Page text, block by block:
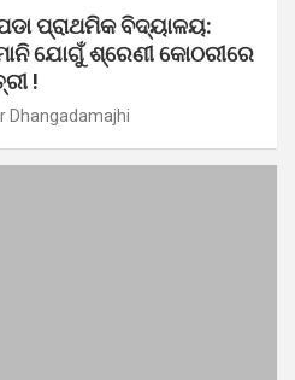
ପ୍ରାଥମିକ ବିଦ୍ୟାଳୟ:
ଯୋଗୁଁ ଶ୍ରେଣୀ କୋଠରୀରେ
!
Dhangadamajhi